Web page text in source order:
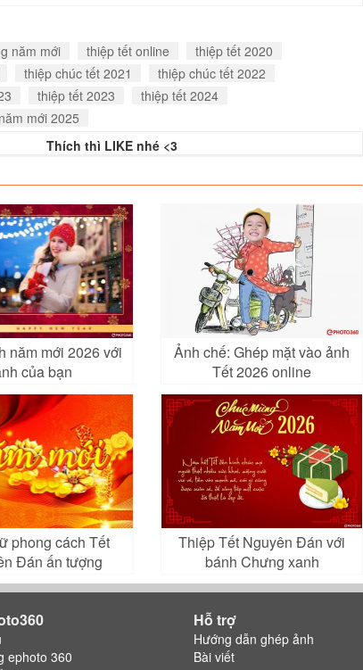
năm mới thiệp tết online
thiệp tết 2020
thiệp chúc tết 2021
thiệp chúc tết 2022
thiệp tết 2023
thiệp tết 2024
mới 2025
Thích thì LIKE nhé <3
năm mới 2026 với
của bạn
Ảnh chế: Ghép mặt vào ảnh
Tết 2026 online
phong cách Tết
Đán ấn tượng
Thiệp Tết Nguyên Đán với
bánh Chưng xanh
ephoto 360
Hỗ trợ
Hướng dẫn ghép ảnh
Bài viết